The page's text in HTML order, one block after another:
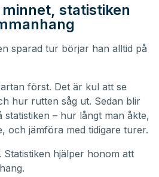
statistiken
sparad tur börjar han alltid på
först. Det är kul att se
hur rutten såg ut. Sedan blir
statistiken – hur långt man åkte,
och jämföra med tidigare turer.
hjälper honom att